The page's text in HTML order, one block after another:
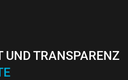
UND TRANSPARENZ